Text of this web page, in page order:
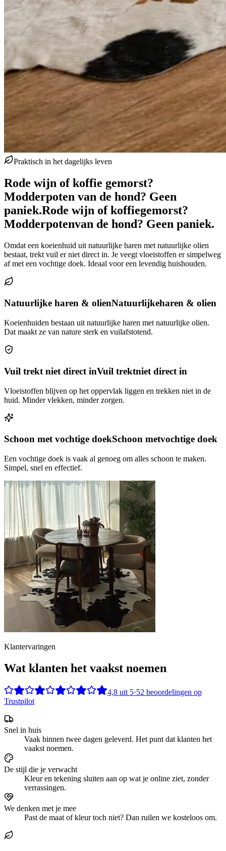
Praktisch in het dagelijks leven
Rode wijn of koffie gemorst?
Modderpoten van de hond? Geen
paniek.Rode wijn of koffiegemorst?
Modderpotenvan de hond? Geen paniek.
Omdat een koeienhuid uit natuurlijke haren met natuurlijke olien
bestaat, trekt vuil er niet direct in. Je veegt vloeistoffen er simpelweg
af met een vochtige doek. Ideaal voor een levendig huishouden.
Natuurlijke haren & olienNatuurlijkeharen & olien
Koeienhuiden bestaan uit natuurlijke haren met natuurlijke olien.
Dat maakt ze van nature sterk en vuilafstotend.
Vuil trekt niet direct inVuil trektniet direct in
Vloeistoffen blijven op het oppervlak liggen en trekken niet in de
huid. Minder vlekken, minder zorgen.
Schoon met vochtige doekSchoon metvochtige doek
Een vochtige doek is vaak al genoeg om alles schoon te maken.
Simpel, snel en effectief.
Klantervaringen
Wat klanten het vaakst noemen
4,8 uit5·52 beoordelingen op
Trustpilot
Snel in huis
Vaak binnen twee dagen geleverd. Het punt dat klanten het
vaakst noemen.
De stijl die je verwacht
Kleur en tekening sluiten aan op wat je online ziet, zonder
verrassingen.
We denken met je mee
Past de maat of kleur toch niet? Dan ruilen we kosteloos om.